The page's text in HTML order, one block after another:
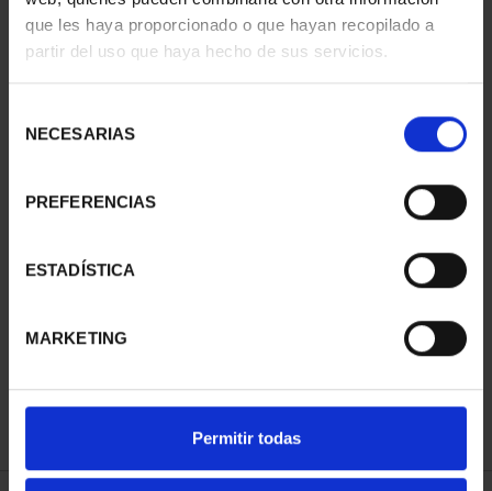
que les haya proporcionado o que hayan recopilado a
partir del uso que haya hecho de sus servicios.
NECESARIAS
PREFERENCIAS
ESTADÍSTICA
MARKETING
Permitir todas
CIUDADES PATRIMONIO
73,00 €